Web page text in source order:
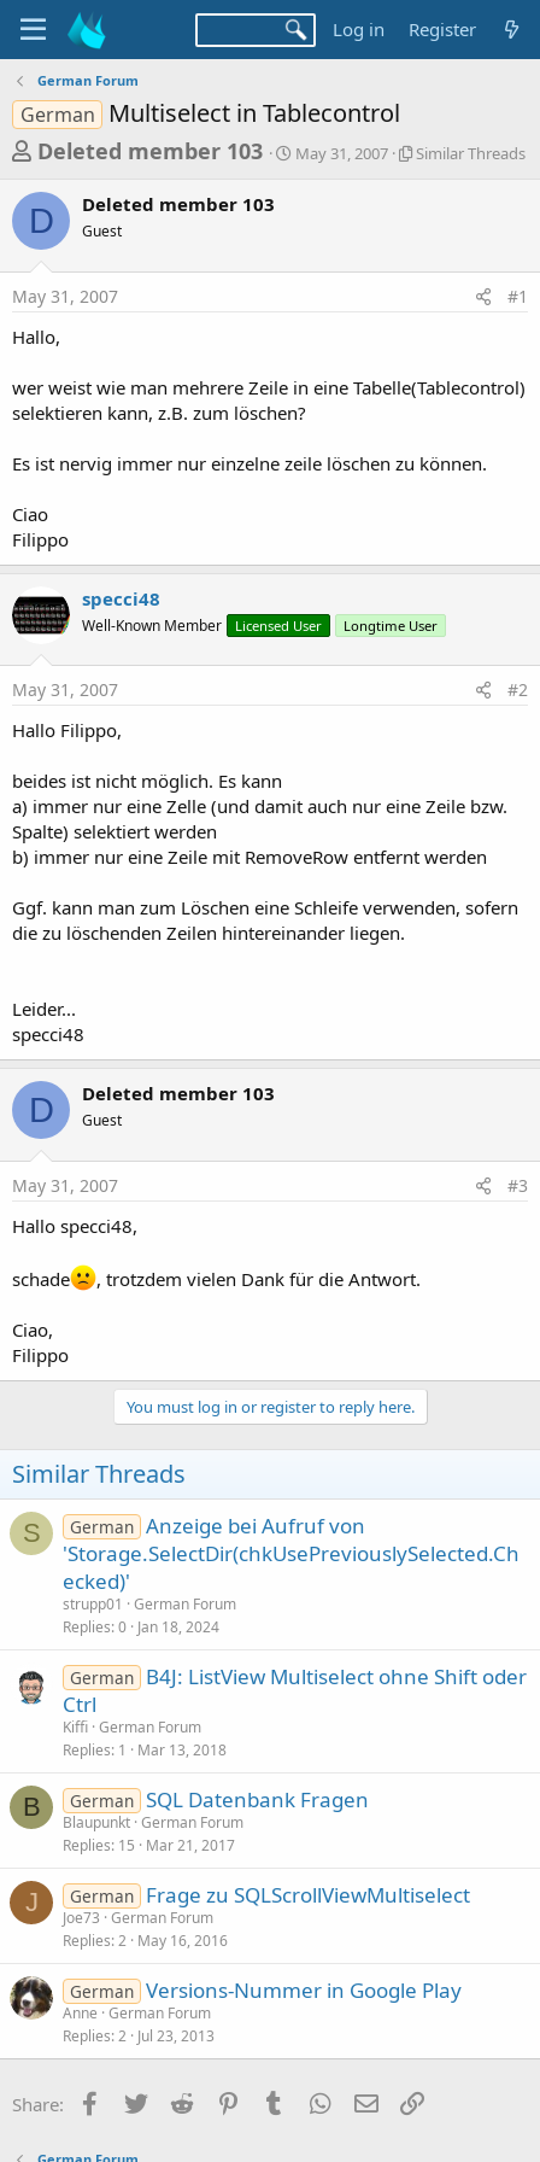
Log in Register
German Forum
German Multiselect in Tablecontrol
T
r
e
a
d
s
a
r
t
r
Deleted member 103
S
a
May 31, 2007
S
r
a
Similar Threads
D Deleted member 103
Guest
May 31, 2007 #1
Hallo,
wer weist wie man mehrere Zeile in eine Tabelle(Tablecontrol)
selektieren kann, z.B. zum löschen?
Es ist nervig immer nur einzelne zeile löschen zu können.
Ciao
Filippo
specci48
Well-Known Member Licensed User Longtime User
May 31, 2007 #2
Hallo Filippo,
beides ist nicht möglich. Es kann
a) immer nur eine Zelle (und damit auch nur eine Zeile bzw.
Spalte) selektiert werden
b) immer nur eine Zeile mit RemoveRow entfernt werden
Ggf. kann man zum Löschen eine Schleife verwenden, sofern
die zu löschenden Zeilen hintereinander liegen.
Leider...
specci48
D Deleted member 103
Guest
May 31, 2007 #3
Hallo specci48,
schade , trotzdem vielen Dank für die Antwort.
Ciao,
Filippo
You must log in or register to reply here.
Similar Threads
S German Anzeige bei Aufruf von
'Storage.SelectDir(chkUsePreviouslySelected.Ch
ecked)'
strupp01
German Forum
Replies 0 Jan 18, 2024
German B4J: ListView Multiselect ohne Shift oder
Ctrl
Kiffi German Forum
Replies 1 Mar 13, 2018
B German SQL Datenbank Fragen
Blaupunkt German Forum
Replies 15 Mar 21, 2017
J German Frage zu SQLScrollViewMultiselect
Joe73 German Forum
Replies 2 May 16, 2016
German Versions-Nummer in Google Play
Anne German Forum
Replies 2 Jul 23, 2013
Share: Facebook
Twitter Reddit PinterestTumblr WhatsApp
Email